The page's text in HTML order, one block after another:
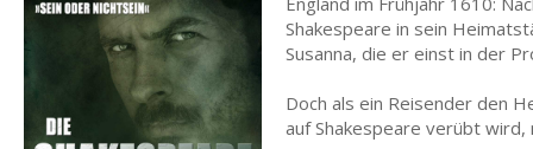
Shakespeare in sein
Susanna, die er einst in der
Doch als ein Reisender den
auf Shakespeare verübt wird,